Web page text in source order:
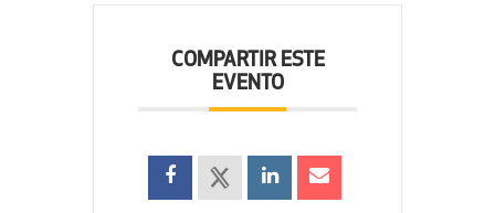
COMPARTIR ESTE
EVENTO